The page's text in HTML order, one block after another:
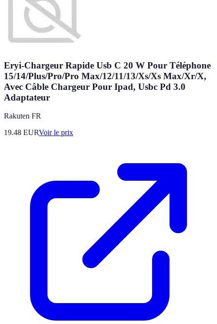
Eryi-Chargeur Rapide Usb C 20 W Pour Téléphone
15/14/Plus/Pro/Pro Max/12/11/13/Xs/Xs Max/Xr/X,
Avec Câble Chargeur Pour Ipad, Usbc Pd 3.0
Adaptateur
Rakuten FR
19.48 EURVoir le prix